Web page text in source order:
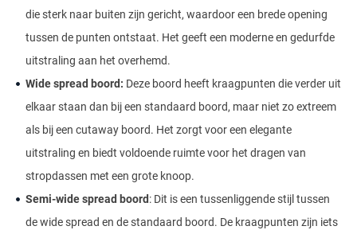
die sterk naar buiten zijn gericht, waardoor een brede opening
tussen de punten ontstaat. Het geeft een moderne en gedurfde
uitstraling aan het overhemd.
Wide spread boord: Deze boord heeft kraagpunten die verder uit
elkaar staan dan bij een standaard boord, maar niet zo extreem
als bij een cutaway boord. Het zorgt voor een elegante
uitstraling en biedt voldoende ruimte voor het dragen van
stropdassen met een grote knoop.
Semi-wide spread boord: Dit is een tussenliggende stijl tussen
de wide spread en de standaard boord. De kraagpunten zijn iets